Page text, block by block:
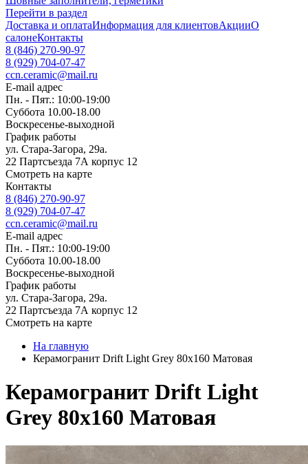
Перейти в раздел
Доставка и оплатаИнформация для клиентовАкцииО
салонеКонтакты
8 (846) 270-90-97
8 (929) 704-07-47
ccn.ceramic@mail.ru
E-mail адрес
Пн. - Пят.: 10:00-19:00
Суббота 10.00-18.00
Воскресенье-выходной
График работы
ул. Стара-Загора, 29а.
22 Партсъезда 7А корпус 12
Смотреть на карте
Контакты
8 (846) 270-90-97
8 (929) 704-07-47
ccn.ceramic@mail.ru
E-mail адрес
Пн. - Пят.: 10:00-19:00
Суббота 10.00-18.00
Воскресенье-выходной
График работы
ул. Стара-Загора, 29а.
22 Партсъезда 7А корпус 12
Смотреть на карте
На главную
Керамогранит Drift Light Grey 80x160 Матовая
Керамогранит Drift Light
Grey 80x160 Матовая